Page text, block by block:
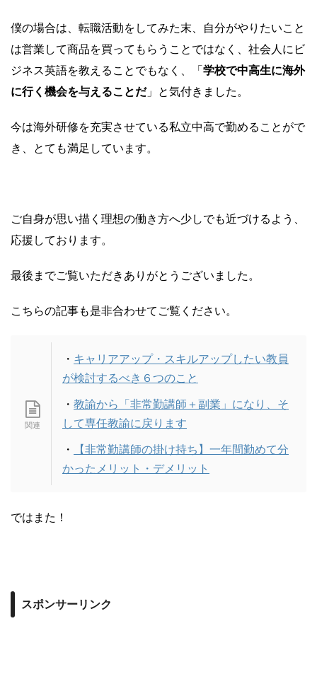
僕の場合は、転職活動をしてみた末、自分がやりたいこと
は営業して商品を買ってもらうことではなく、社会人にビ
ジネス英語を教えることでもなく、「学校で中高生に海外
に行く機会を与えることだ」と気付きました。
今は海外研修を充実させている私立中高で勤めることがで
き、とても満足しています。
ご自身が思い描く理想の働き方へ少しでも近づけるよう、
応援しております。
最後までご覧いただきありがとうございました。
こちらの記事も是非合わせてご覧ください。
・ キャリアアップ・スキルアップしたい教員
が検討するべき６つのこと
・ 教諭から「非常勤講師＋副業」になり、そ
して専任教諭に戻ります
・
【非常勤講師の掛け持ち】一年間勤めて分
かったメリット・デメリット
ではまた！
スポンサーリンク